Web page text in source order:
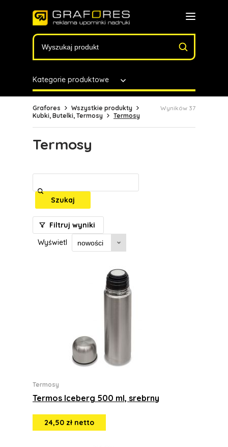
Kategorie produktowe
Grafores
Wszystkie produkty
Kubki, Butelki, Termosy
Termosy
Wyników 37
Termosy
Szukaj
Filtruj wyniki
Wyświetl
Termosy
Termos Iceberg 500 ml, srebrny
24,50 zł netto